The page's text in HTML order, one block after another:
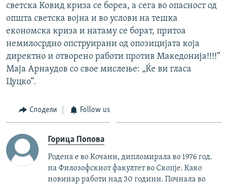
светска Ковид криза се бореа, а сега во опасност од
општа светска војна и во услови на тешка
економска криза и натаму се борат, притоа
немилосрдно опструирани од опозицијата која
директно и отворено работи против Македонија!!!!“
Маја Арнаудов со свое мислење: „Ќе ви гласа
Цуцко“.
Сподели Follow us
Горица Попова
Родена е во Кочани, дипломирала во 1976 год.
на Филозофскиот факултет во Скопје. Како
новинар работи над 30 години. Почнала во